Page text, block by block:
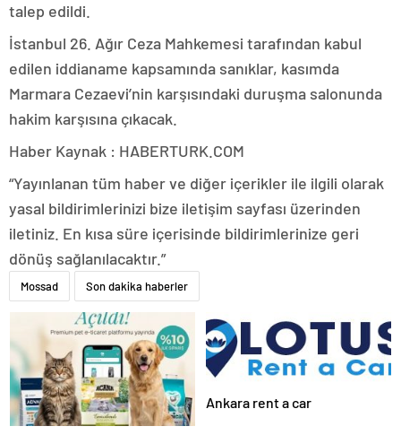
talep edildi.
İstanbul 26. Ağır Ceza Mahkemesi tarafından kabul
edilen iddianame kapsamında sanıklar, kasımda
Marmara Cezaevi’nin karşısındaki duruşma salonunda
hakim karşısına çıkacak.
Haber Kaynak : HABERTURK.COM
“Yayınlanan tüm haber ve diğer içerikler ile ilgili olarak
yasal bildirimlerinizi bize iletişim sayfası üzerinden
iletiniz. En kısa süre içerisinde bildirimlerinize geri
dönüş sağlanılacaktır.”
Mossad Son dakika haberler
Ankara rent a car